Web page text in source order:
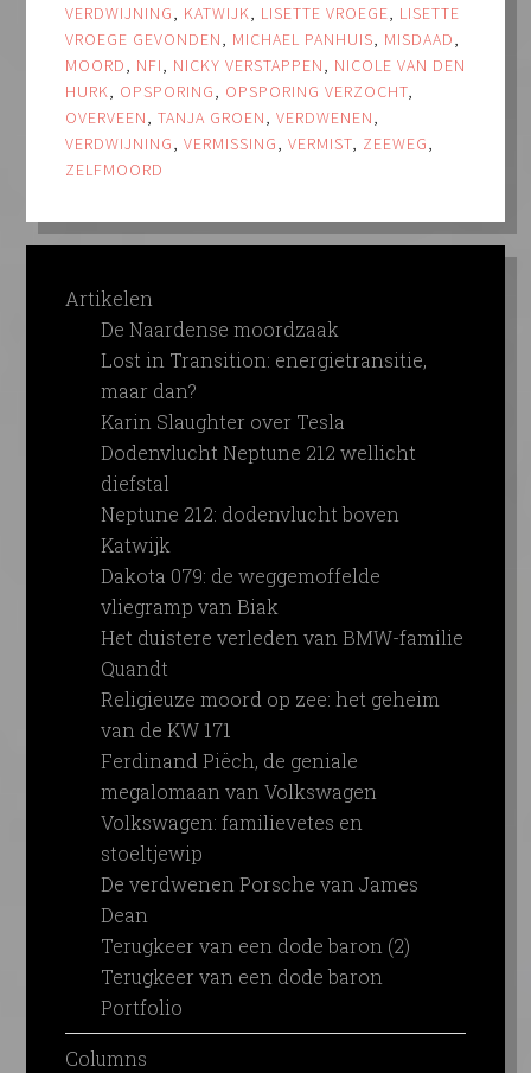
VERDWIJNING, KATWIJK, LISETTE VROEGE, LISETTE
VROEGE GEVONDEN, MICHAEL PANHUIS, MISDAAD,
MOORD, NFI, NICKY VERSTAPPEN, NICOLE VAN DEN
HURK, OPSPORING, OPSPORING VERZOCHT,
OVERVEEN, TANJA GROEN, VERDWENEN,
VERDWIJNING, VERMISSING, VERMIST, ZEEWEG,
ZELFMOORD
Artikelen
De Naardense moordzaak
Lost in Transition: energietransitie,
maar dan?
Karin Slaughter over Tesla
Dodenvlucht Neptune 212 wellicht
diefstal
Neptune 212: dodenvlucht boven
Katwijk
Dakota 079: de weggemoffelde
vliegramp van Biak
Het duistere verleden van BMW-familie
Quandt
Religieuze moord op zee: het geheim
van de KW 171
Ferdinand Piëch, de geniale
megalomaan van Volkswagen
Volkswagen: familievetes en
stoeltjewip
De verdwenen Porsche van James
Dean
Terugkeer van een dode baron (2)
Terugkeer van een dode baron
Portfolio
Columns